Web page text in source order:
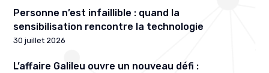
Personne n’est infaillible : quand la
sensibilisation rencontre la technologie
30 juillet 2026
L’affaire Galileu ouvre un nouveau défi :